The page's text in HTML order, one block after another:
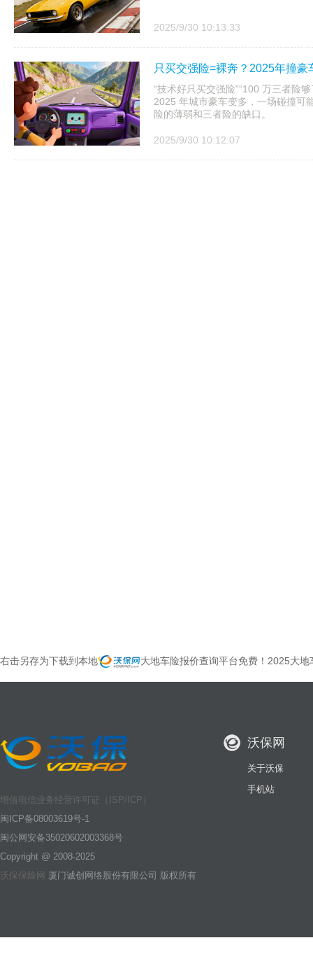
2025/9/30 10:13:33
只买交强险=裸奔？2025年撞
“技术好只买交强险”“100 万三者险
2025 年城市豪车变多，一场碰撞可
险的薄弱和三者险的缺口。
2025/9/30 10:12:07
右击另存为下载到本地 大地车险报价查询平台免费！2025大
增值电信业务经营许可证（ISP/ICP）
闽ICP备08003619号-1
闽公网安备35020602003368号
Copyright @ 2008-2025
沃保保险网 厦门诚创网络股份有限公司 版权所有
沃保网
关于沃保
手机站